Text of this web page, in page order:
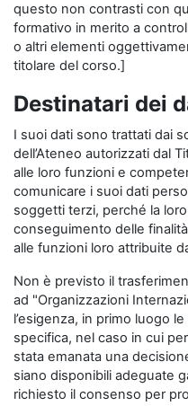
questo non contrasti con
formativo in merito a
o altri elementi
titolare del corso.]
Destinatari dei
I suoi dati sono trattati dai
dell’Ateneo autorizzati dal
alle loro funzioni e
comunicare i suoi dati
soggetti terzi, perché la
conseguimento delle
alle funzioni loro attribuite
Non è previsto il
ad "Organizzazioni
l’esigenza, in primo luogo
specifica, nel caso in cui
stata emanata una
siano disponibili adeguate
richiesto il consenso per